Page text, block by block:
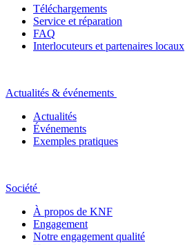
Téléchargements
Service et réparation
FAQ
Interlocuteurs et partenaires locaux
Actualités & événements
Actualités
Événements
Exemples pratiques
Société
À propos de KNF
Engagement
Notre engagement qualité